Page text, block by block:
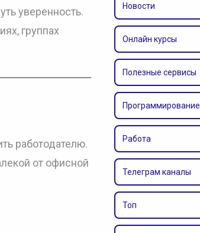
уверенность.
группах
работодателю.
от офисной
Новости
Онлайн курсы
Полезные сервисы
Программирование
Работа
Телеграм каналы
Топ